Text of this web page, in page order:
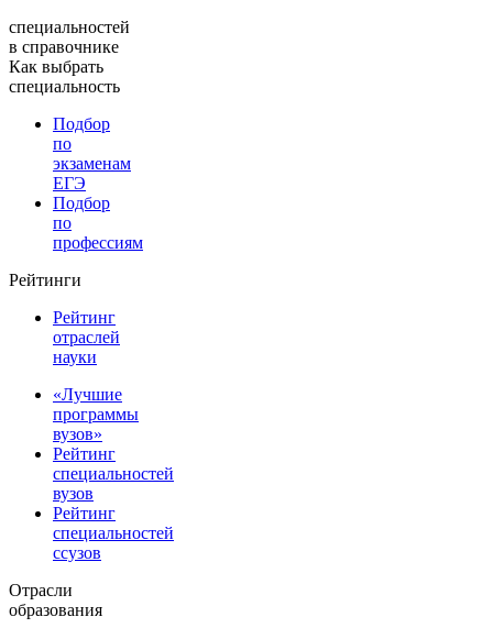
специальностей
в справочнике
Как выбрать
специальность
Подбор
по
экзаменам
ЕГЭ
Подбор
по
профессиям
Рейтинги
Рейтинг
отраслей
науки
«Лучшие
программы
вузов»
Рейтинг
специальностей
вузов
Рейтинг
специальностей
ссузов
Отрасли
образования